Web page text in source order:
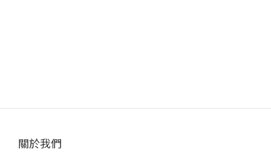
關於我們